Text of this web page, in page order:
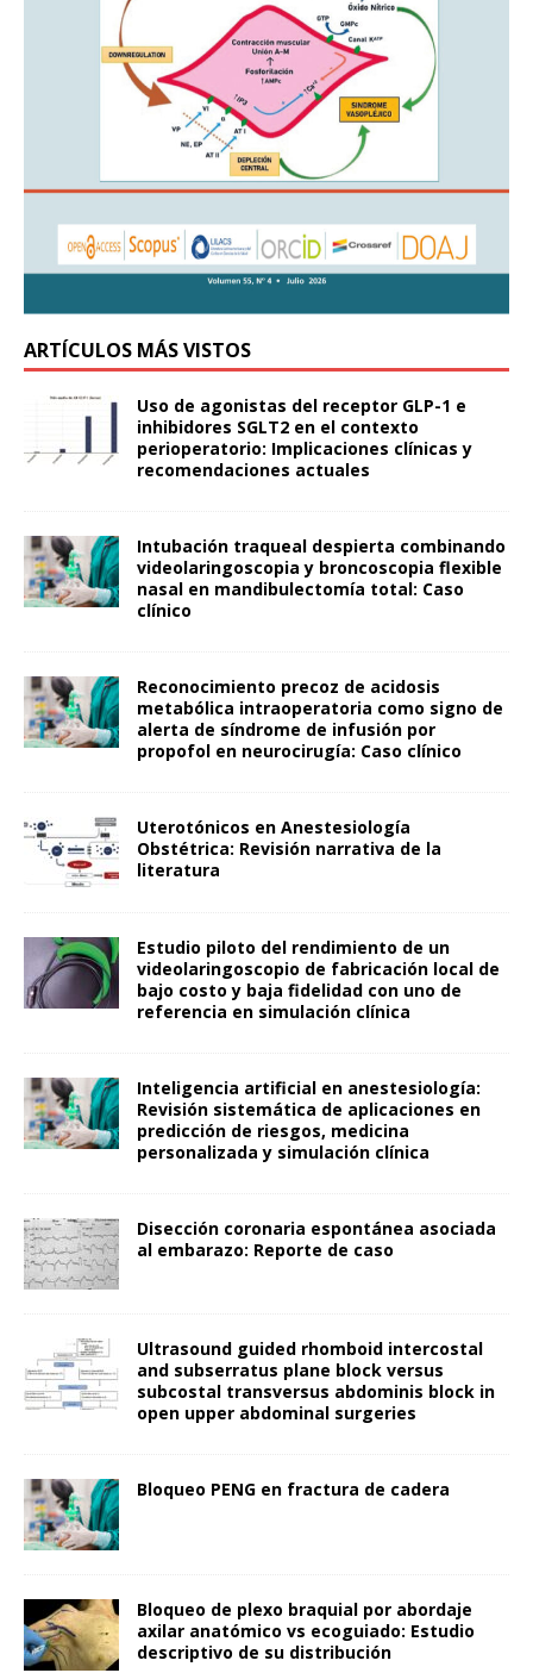
ARTÍCULOS MÁS VISTOS
Uso de agonistas del receptor GLP-1 e
inhibidores SGLT2 en el contexto
perioperatorio: Implicaciones clínicas y
recomendaciones actuales
Intubación traqueal despierta combinando
videolaringoscopia y broncoscopia flexible
nasal en mandibulectomía total: Caso
clínico
Reconocimiento precoz de acidosis
metabólica intraoperatoria como signo de
alerta de síndrome de infusión por
propofol en neurocirugía: Caso clínico
Uterotónicos en Anestesiología
Obstétrica: Revisión narrativa de la
literatura
Estudio piloto del rendimiento de un
videolaringoscopio de fabricación local de
bajo costo y baja fidelidad con uno de
referencia en simulación clínica
Inteligencia artificial en anestesiología:
Revisión sistemática de aplicaciones en
predicción de riesgos, medicina
personalizada y simulación clínica
Disección coronaria espontánea asociada
al embarazo: Reporte de caso
Ultrasound guided rhomboid intercostal
and subserratus plane block versus
subcostal transversus abdominis block in
open upper abdominal surgeries
Bloqueo PENG en fractura de cadera
Bloqueo de plexo braquial por abordaje
axilar anatómico vs ecoguiado: Estudio
descriptivo de su distribución